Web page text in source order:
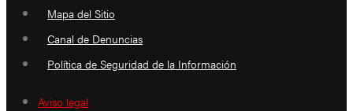
Mapa del Sitio
Canal de Denuncias
Política de Seguridad de la Información
Aviso legal